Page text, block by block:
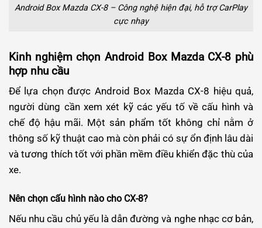
Android Box Mazda CX-8 – Công nghệ hiện đại, hỗ trợ CarPlay
cực nhạy
Kinh nghiệm chọn Android Box Mazda CX-8 phù
hợp nhu cầu
Để lựa chọn được Android Box Mazda CX-8 hiệu quả,
người dùng cần xem xét kỹ các yếu tố về cấu hình và
chế độ hậu mãi. Một sản phẩm tốt không chỉ nằm ở
thông số kỹ thuật cao mà còn phải có sự ổn định lâu dài
và tương thích tốt với phần mềm điều khiển đặc thù của
xe.
Nên chọn cấu hình nào cho CX-8?
Nếu nhu cầu chủ yếu là dẫn đường và nghe nhạc cơ bản,